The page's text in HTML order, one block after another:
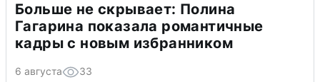
Больше не скрывает: Полина
Гагарина показала романтичные
кадры с новым избранником
6 августа 33